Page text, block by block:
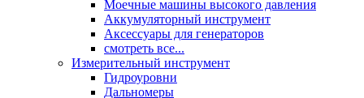
Моечные машины высокого давления
Аккумуляторный инструмент
Аксессуары для генераторов
смотреть все...
Измерительный инструмент
Гидроуровни
Дальномеры